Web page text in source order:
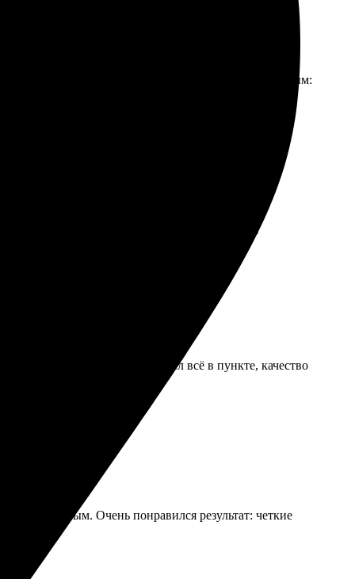
и осталась довольна. Процесс оказался простым:
только здесь!
самых требовательных. Рекомендую всем!
а доставка быстрая. Получил всё в пункте, качество
и понятным. Очень понравился результат: четкие